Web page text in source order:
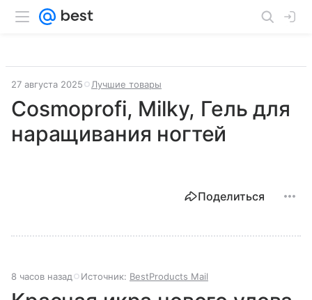
27 августа 2025 Лучшие товары
Cosmoprofi, Milky, Гель для
наращивания ногтей
Поделиться
8 часов назад Источник: BestProducts Mail